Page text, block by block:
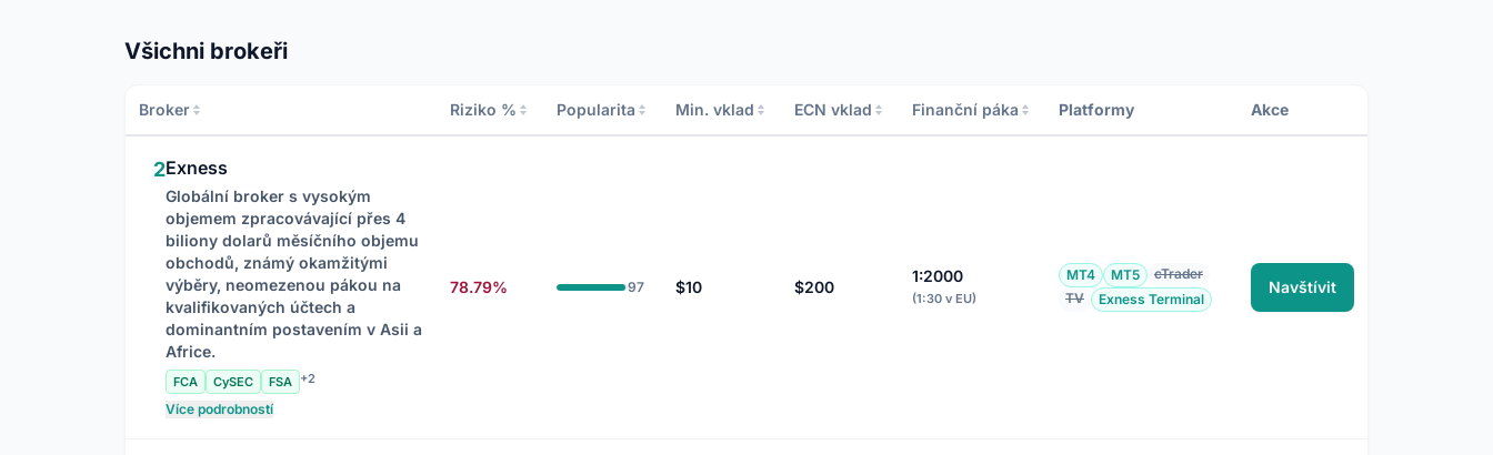
Všichni brokeři
Broker Riziko % Popularita Min. vklad ECN vklad Finanční páka Platformy Akce
2Exness
Globální broker s vysokým
objemem zpracovávající přes 4
biliony dolarů měsíčního objemu
obchodů, známý okamžitými
výběry, neomezenou pákou na
kvalifikovaných účtech a
dominantním postavením v Asii a
Africe.
FCA CySEC FSA +2
Více podrobností
78.79% 97 $10 $200
1:2000
(1:30 v EU)
MT4 MT5
cTrader
TV
Exness Terminal
Navštívit